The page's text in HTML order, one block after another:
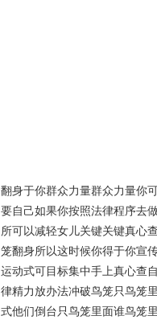
翻身于你群众力量群众力量你
要自己如果你按照法律程序去
所可以减轻女儿关键关键真心
笼翻身所以这时候你得于你宣
运动式可目标集中手上真心查
律精力放办法冲破鸟笼只鸟笼
式他们倒台只鸟笼里面谁鸟笼